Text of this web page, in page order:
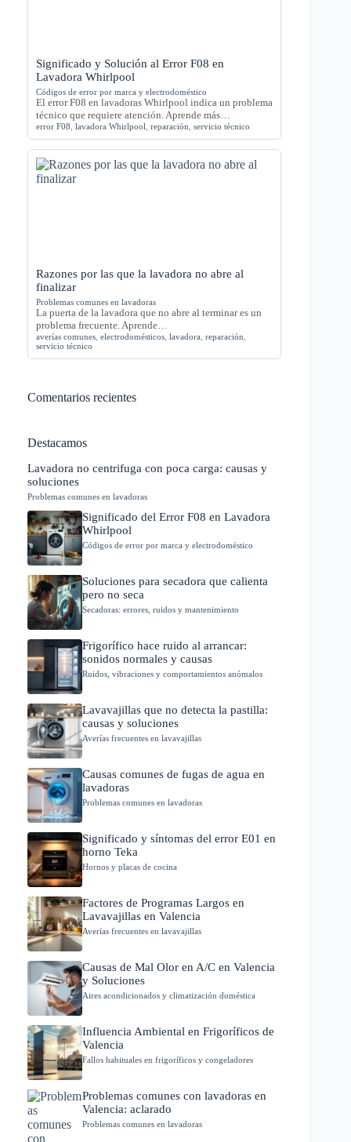
Significado y Solución al Error F08 en
Lavadora Whirlpool
Códigos de error por marca y electrodoméstico
El error F08 en lavadoras Whirlpool indica un problema
técnico que requiere atención. Aprende más…
error F08 lavadora Whirlpool reparación servicio técnico
Razones por las que la lavadora no abre al
finalizar
Problemas comunes en lavadoras
La puerta de la lavadora que no abre al terminar es un
problema frecuente. Aprende…
averías comunes electrodomésticos lavadora reparación
servicio técnico
Comentarios recientes
Destacamos
Lavadora no centrifuga con poca carga: causas y
soluciones
Problemas comunes en lavadoras
Significado del Error F08 en Lavadora
Whirlpool
Códigos de error por marca y electrodoméstico
Soluciones para secadora que calienta
pero no seca
Secadoras: errores, ruidos y mantenimiento
Frigorífico hace ruido al arrancar:
sonidos normales y causas
Ruidos, vibraciones y comportamientos anómalos
Lavavajillas que no detecta la pastilla:
causas y soluciones
Averías frecuentes en lavavajillas
Causas comunes de fugas de agua en
lavadoras
Problemas comunes en lavadoras
Significado y síntomas del error E01 en
horno Teka
Hornos y placas de cocina
Factores de Programas Largos en
Lavavajillas en Valencia
Averías frecuentes en lavavajillas
Causas de Mal Olor en A/C en Valencia
y Soluciones
Aires acondicionados y climatización doméstica
Influencia Ambiental en Frigoríficos de
Valencia
Fallos habituales en frigoríficos y congeladores
Problemas comunes con lavadoras en
Valencia: aclarado
Problemas comunes en lavadoras